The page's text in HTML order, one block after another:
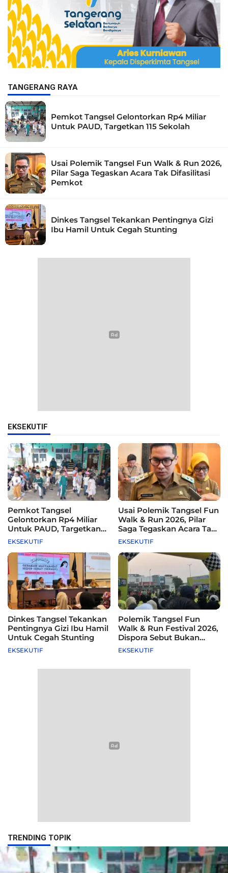
TANGERANG RAYA
Pemkot Tangsel Gelontorkan Rp4 Miliar
Untuk PAUD, Targetkan 115 Sekolah
Usai Polemik Tangsel Fun Walk & Run 2026,
Pilar Saga Tegaskan Acara Tak Difasilitasi
Pemkot
Dinkes Tangsel Tekankan Pentingnya Gizi
Ibu Hamil Untuk Cegah Stunting
EKSEKUTIF
Pemkot Tangsel
Gelontorkan Rp4 Miliar
Untuk PAUD, Targetkan
115 Sekolah
EKSEKUTIF
Usai Polemik Tangsel Fun
Walk & Run 2026, Pilar
Saga Tegaskan Acara Tak
Difasilitasi Pemkot
EKSEKUTIF
Dinkes Tangsel Tekankan
Pentingnya Gizi Ibu Hamil
Untuk Cegah Stunting
EKSEKUTIF
Polemik Tangsel Fun
Walk & Run Festival 2026,
Dispora Sebut Bukan
Agenda Pemkot
EKSEKUTIF
TRENDING TOPIK